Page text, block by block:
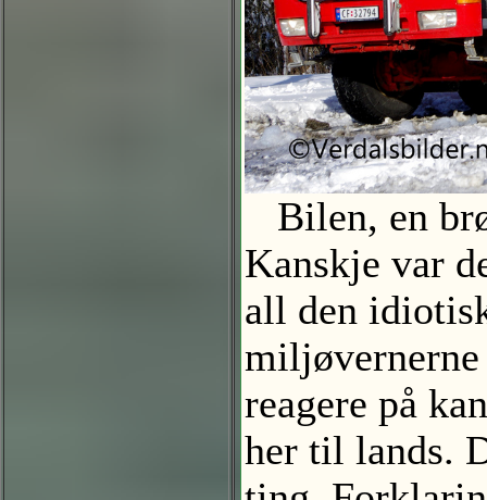
Bilen, en
Kanskje var
all den
miljøvernerne
reagere på
her til lands.